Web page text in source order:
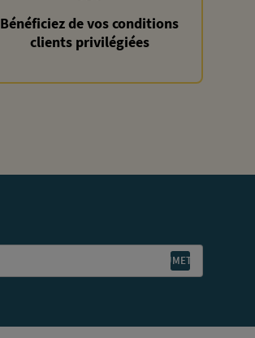
Bénéficiez de vos conditions
clients privilégiées